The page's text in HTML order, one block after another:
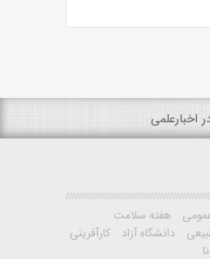
اخبارعلمی
هفته سلامت
دانشگاه آزاد
کارآفرینی